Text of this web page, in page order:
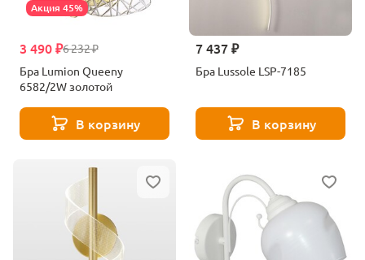
Акция 45%
6 232 ₽
3 490 ₽
Бра Lumion Queeny
6582/2W золотой
В корзину
7 437 ₽
Бра Lussole LSP-7185
В корзину